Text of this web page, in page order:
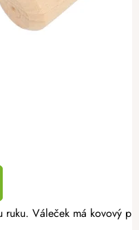
Váleček má kovový